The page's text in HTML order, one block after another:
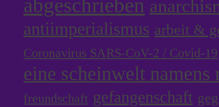
abgeschrieben
antiimperialismus arbeit &
Coronavirus SARS-CoV-2 / Covid-19
eine scheinwelt namens
freundschaft gefangenschaft